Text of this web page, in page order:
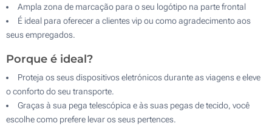
Ampla zona de marcação para o seu logótipo na parte frontal
É ideal para oferecer a clientes vip ou como agradecimento aos
seus empregados.
Porque é ideal?
Proteja os seus dispositivos eletrónicos durante as viagens e eleve
o conforto do seu transporte.
Graças à sua pega telescópica e às suas pegas de tecido, você
escolhe como prefere levar os seus pertences.